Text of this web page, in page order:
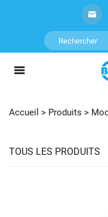
Accueil > Produits >
TOUS LES PRODUITS